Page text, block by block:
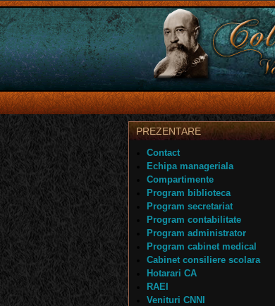
PREZENTARE
Contact
Echipa manageriala
Compartimente
Program biblioteca
Program secretariat
Program contabilitate
Program administrator
Program cabinet medical
Cabinet consiliere scolara
Hotarari CA
RAEI
Venituri CNNI